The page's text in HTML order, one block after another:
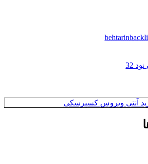
32
آنتی ویروس کسپرسکی